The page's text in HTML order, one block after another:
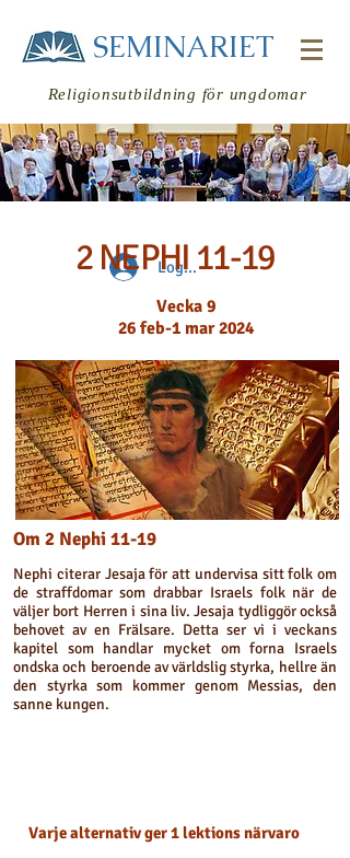
SEMINARIET
Religionsutbildning för ungdomar
Logga in
2 NEPHI 11-19
Vecka 9
26 feb-1 mar 2024
Om 2 Nephi 11-19
Nephi citerar Jesaja för att undervisa sitt folk om
de straffdomar som drabbar Israels folk när de
väljer bort Herren i sina liv. Jesaja tydliggör också
behovet av en Frälsare. Detta ser vi i veckans
kapitel som handlar mycket om forna Israels
ondska och beroende av världslig styrka, hellre än
den styrka som kommer genom Messias, den
sanne kungen.
Varje alternativ ger 1 lektions närvaro